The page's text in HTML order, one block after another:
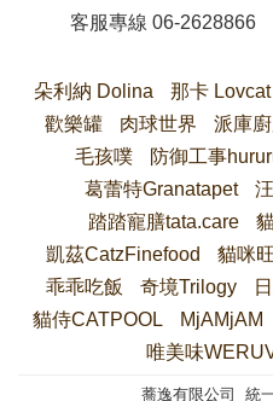
客服專線06-2628866
朵利納 Dolina 那卡 Lovcat
歡樂罐
肉球世界 派庫
毛孩噗
防御工事
葛蕾特Granatapet
踏踏寵膳tata.care
凱茲CatzFinefood
貓咪
乖乖吃飯
奇境Trilogy
貓侍CATPOOL
MjAMjAM
唯美味
蕎逸有限公司 統